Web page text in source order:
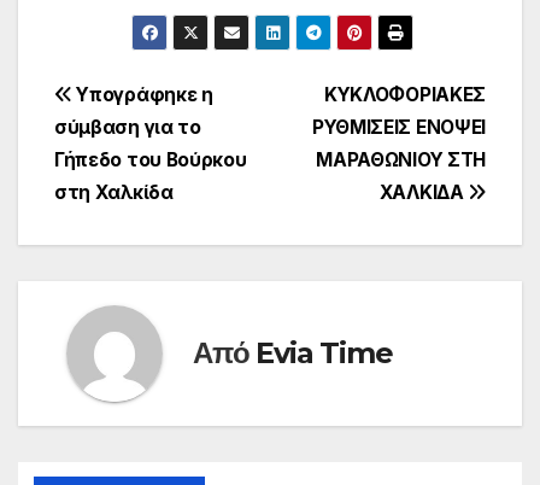
Πλοήγηση
άρθρων
ΚΥΚΛΟΦΟΡΙΑΚΕΣ
ΡΥΘΜΙΣΕΙΣ ΕΝΟΨΕΙ
ΜΑΡΑΘΩΝΙΟΥ ΣΤΗ
ΧΑΛΚΙΔΑ
Υπογράφηκε η
σύμβαση για το
Γήπεδο του Βούρκου
στη Χαλκίδα
Από Evia Time